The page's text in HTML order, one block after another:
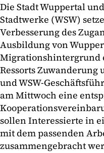
Die Stadt Wuppertal
Stadtwerke (WSW)
Verbesserung des
Ausbildung von
Migrationshintergrund
Ressorts Zuwanderung
und WSW-
am Mittwoch eine
sollen Interessierte in
mit dem passenden
zusammengebracht